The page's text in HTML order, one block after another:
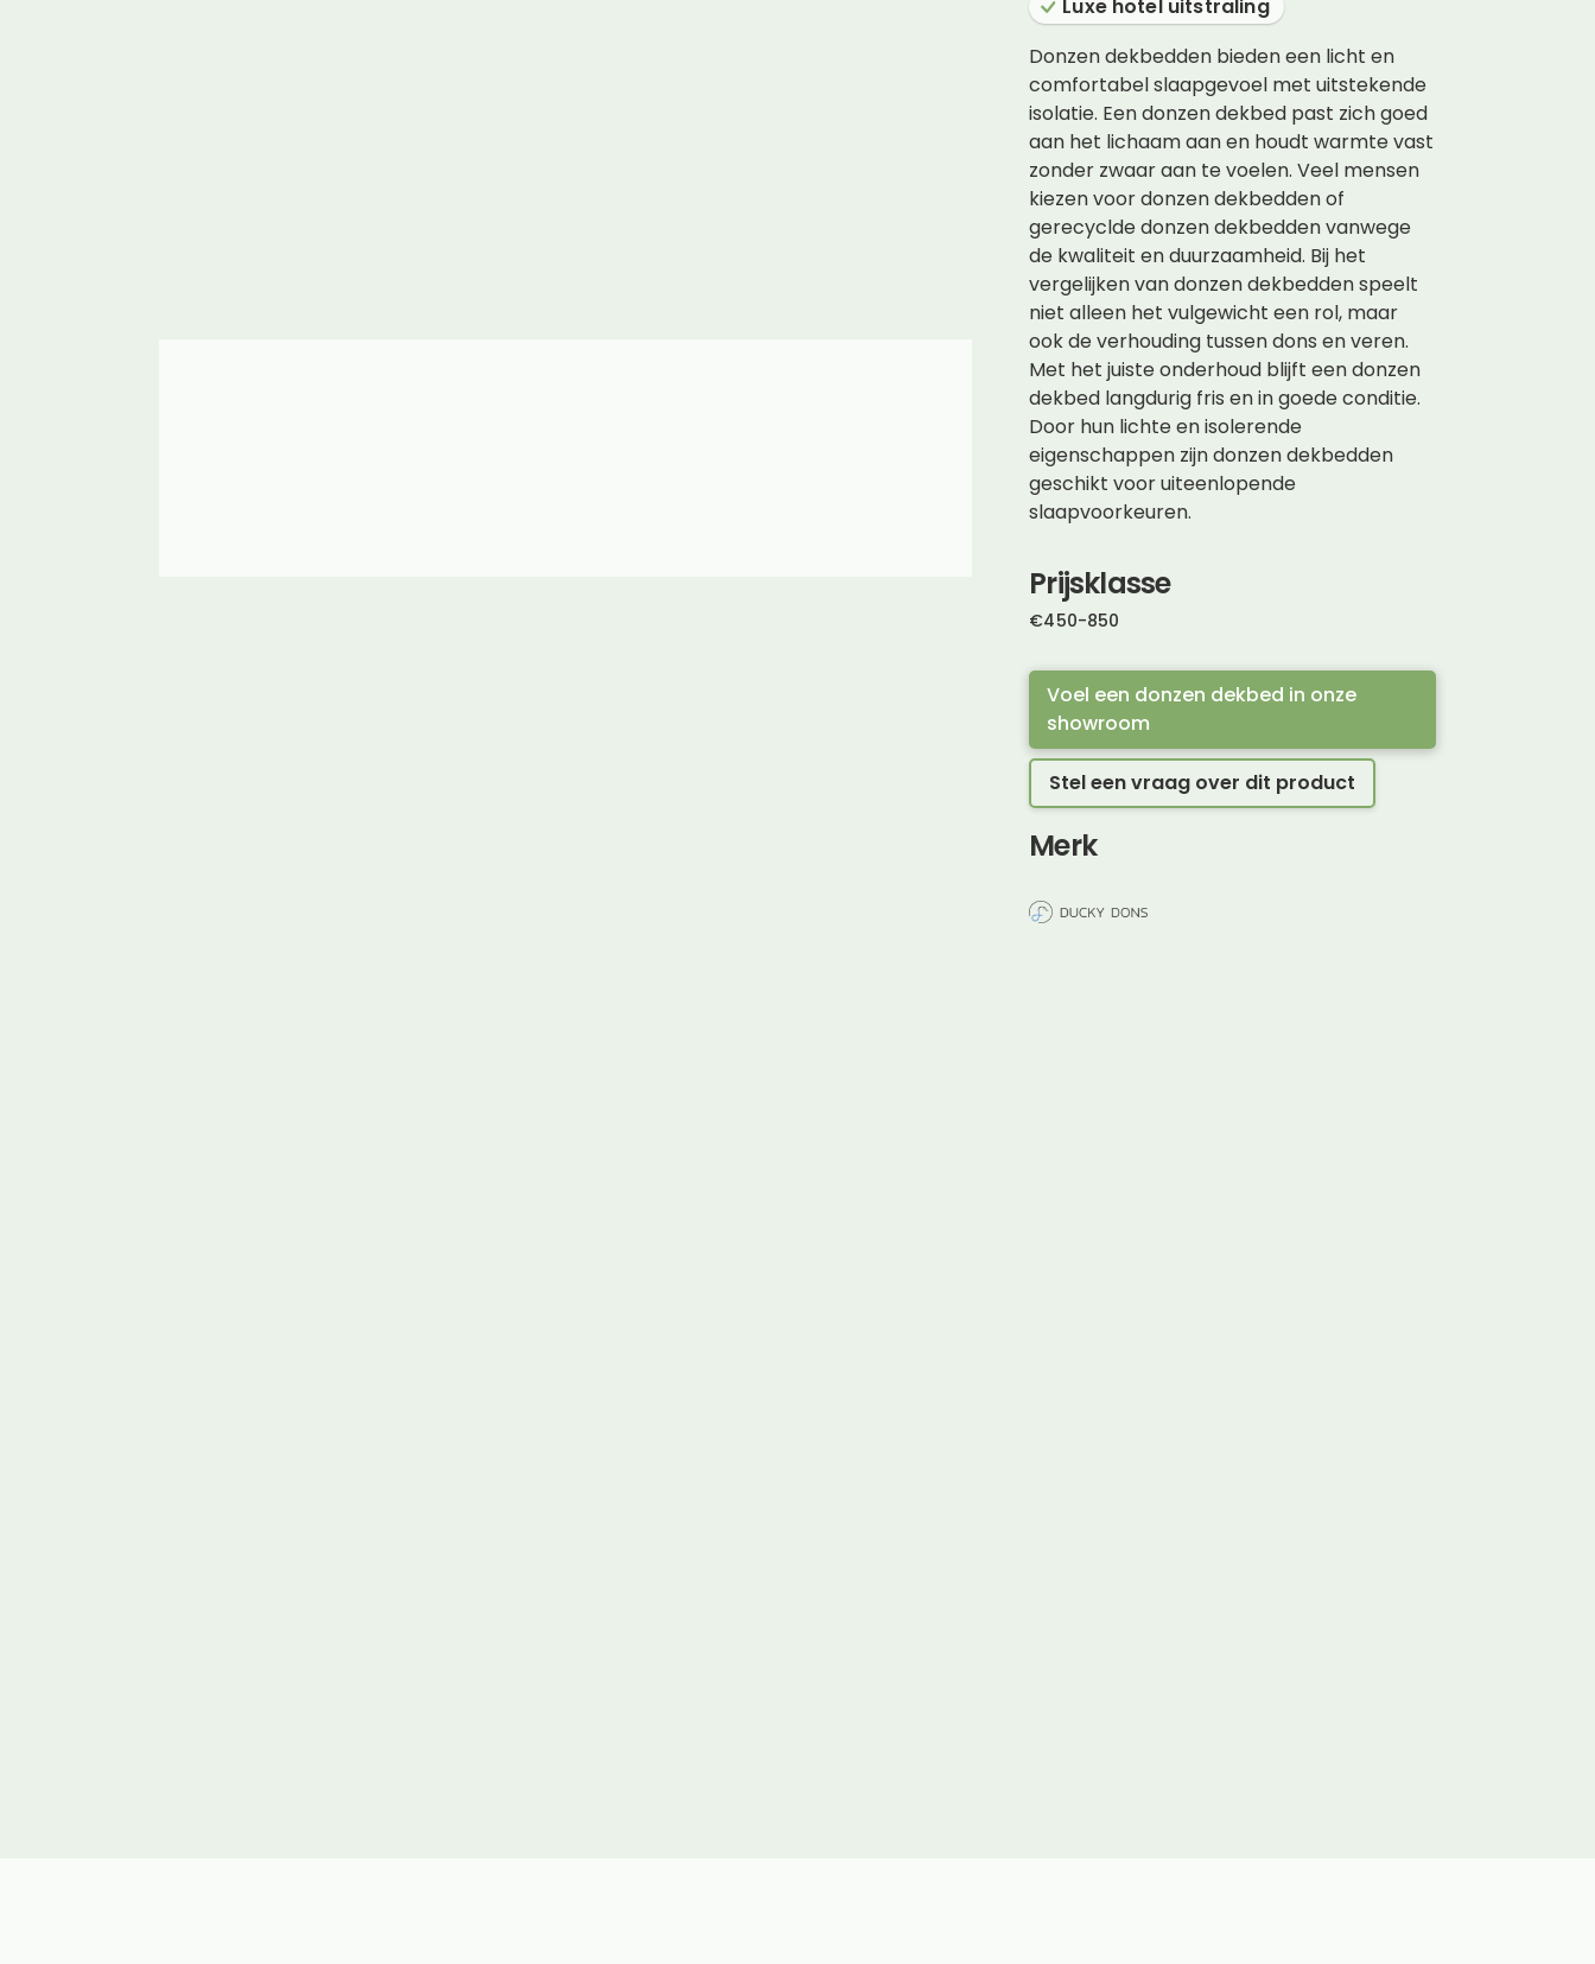
Luxe hotel uitstraling
Donzen dekbedden bieden een licht en
comfortabel slaapgevoel met uitstekende
isolatie. Een donzen dekbed past zich goed
aan het lichaam aan en houdt warmte vast
zonder zwaar aan te voelen. Veel mensen
kiezen voor donzen dekbedden of
gerecyclde donzen dekbedden vanwege
de kwaliteit en duurzaamheid. Bij het
vergelijken van donzen dekbedden speelt
niet alleen het vulgewicht een rol, maar
ook de verhouding tussen dons en veren.
Met het juiste onderhoud blijft een donzen
dekbed langdurig fris en in goede conditie.
Door hun lichte en isolerende
eigenschappen zijn donzen dekbedden
geschikt voor uiteenlopende
slaapvoorkeuren.
Prijsklasse
€450-850
Voel een donzen dekbed in onze
showroom
Stel een vraag over dit product
Merk